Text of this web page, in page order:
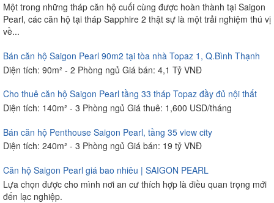
Một trong những tháp căn hộ cuối cùng được hoàn thành tại Saigon
Pearl, các căn hộ tại tháp Sapphire 2 thật sự là một trải nghiệm thú vị
về...
Bán căn hộ Saigon Pearl 90m2 tại tòa nhà Topaz 1, Q.Bình Thạnh
Diện tích: 90m² - 2 Phòng ngủ Giá bán: 4,1 Tỷ VNĐ
Cho thuê căn hộ Saigon Pearl tầng 33 tháp Topaz đầy đủ nội thất
Diện tích: 140m² - 3 Phòng ngủ Giá thuê: 1,600 USD/tháng
Bán căn hộ Penthouse Saigon Pearl, tầng 35 view city
Diện tích: 240m² - 3 Phòng ngủ Giá bán: 19 tỷ VNĐ
Căn hộ Saigon Pearl giá bao nhiêu | SAIGON PEARL
Lựa chọn được cho mình nơi an cư thích hợp là điều quan trọng mới
đến lạc nghiệp.